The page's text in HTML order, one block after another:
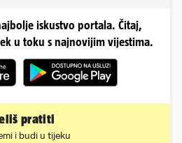
iskustvo portala. Čitaj,
u toku s najnovijim vijestima.
pratiti
i budi u tijeku